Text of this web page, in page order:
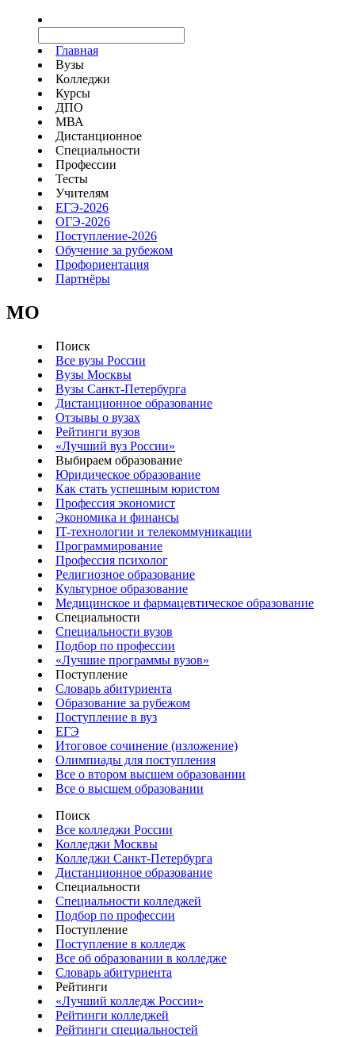
Главная
Вузы
Колледжи
Курсы
ДПО
МВА
Дистанционное
Специальности
Профессии
Тесты
Учителям
ЕГЭ-2026
ОГЭ-2026
Поступление-2026
Обучение за рубежом
Профориентация
Партнёры
MO
Поиск
Все вузы России
Вузы Москвы
Вузы Санкт-Петербурга
Дистанционное образование
Отзывы о вузах
Рейтинги вузов
«Лучший вуз России»
Выбираем образование
Юридическое образование
Как стать успешным юристом
Профессия экономист
Экономика и финансы
IT-технологии и телекоммуникации
Программирование
Профессия психолог
Религиозное образование
Культурное образование
Медицинское и фармацевтическое образование
Специальности
Специальности вузов
Подбор по профессии
«Лучшие программы вузов»
Поступление
Словарь абитуриента
Образование за рубежом
Поступление в вуз
ЕГЭ
Итоговое сочинение (изложение)
Олимпиады для поступления
Все о втором высшем образовании
Все о высшем образовании
Поиск
Все колледжи России
Колледжи Москвы
Колледжи Санкт-Петербурга
Дистанционное образование
Специальности
Специальности колледжей
Подбор по профессии
Поступление
Поступление в колледж
Все об образовании в колледже
Словарь абитуриента
Рейтинги
«Лучший колледж России»
Рейтинги колледжей
Рейтинги специальностей